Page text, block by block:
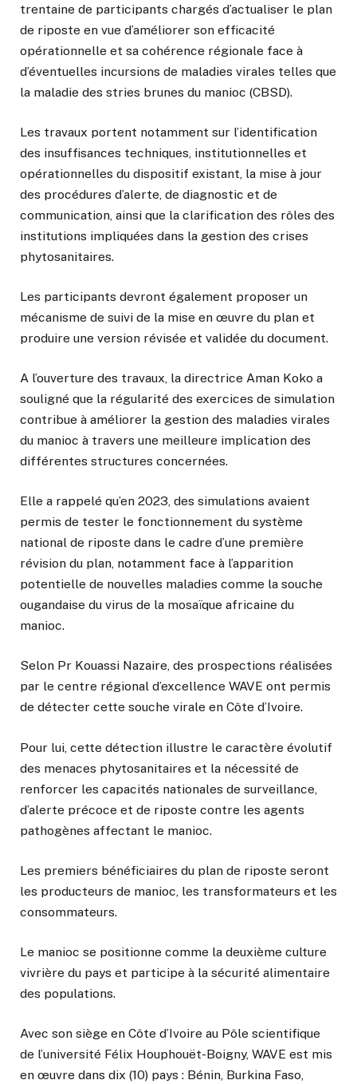
trentaine de participants chargés d’actualiser le plan
de riposte en vue d’améliorer son efficacité
opérationnelle et sa cohérence régionale face à
d’éventuelles incursions de maladies virales telles que
la maladie des stries brunes du manioc (CBSD).
Les travaux portent notamment sur l’identification
des insuffisances techniques, institutionnelles et
opérationnelles du dispositif existant, la mise à jour
des procédures d’alerte, de diagnostic et de
communication, ainsi que la clarification des rôles des
institutions impliquées dans la gestion des crises
phytosanitaires.
Les participants devront également proposer un
mécanisme de suivi de la mise en œuvre du plan et
produire une version révisée et validée du document.
A l’ouverture des travaux, la directrice Aman Koko a
souligné que la régularité des exercices de simulation
contribue à améliorer la gestion des maladies virales
du manioc à travers une meilleure implication des
différentes structures concernées.
Elle a rappelé qu’en 2023, des simulations avaient
permis de tester le fonctionnement du système
national de riposte dans le cadre d’une première
révision du plan, notamment face à l’apparition
potentielle de nouvelles maladies comme la souche
ougandaise du virus de la mosaïque africaine du
manioc.
Selon Pr Kouassi Nazaire, des prospections réalisées
par le centre régional d’excellence WAVE ont permis
de détecter cette souche virale en Côte d’Ivoire.
Pour lui, cette détection illustre le caractère évolutif
des menaces phytosanitaires et la nécessité de
renforcer les capacités nationales de surveillance,
d’alerte précoce et de riposte contre les agents
pathogènes affectant le manioc.
Les premiers bénéficiaires du plan de riposte seront
les producteurs de manioc, les transformateurs et les
consommateurs.
Le manioc se positionne comme la deuxième culture
vivrière du pays et participe à la sécurité alimentaire
des populations.
Avec son siège en Côte d’Ivoire au Pôle scientifique
de l’université Félix Houphouët-Boigny, WAVE est mis
en œuvre dans dix (10) pays : Bénin, Burkina Faso,